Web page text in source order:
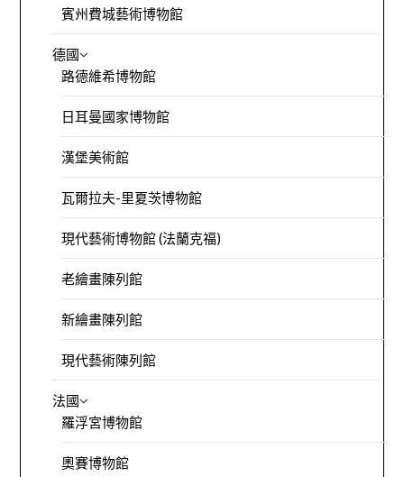
賓州費城藝術博物館
德國
路德維希博物館
日耳曼國家博物館
漢堡美術館
瓦爾拉夫-里夏茨博物館
現代藝術博物館 (法蘭克福)
老繪畫陳列館
新繪畫陳列館
現代藝術陳列館
法國
羅浮宮博物館
奧賽博物館